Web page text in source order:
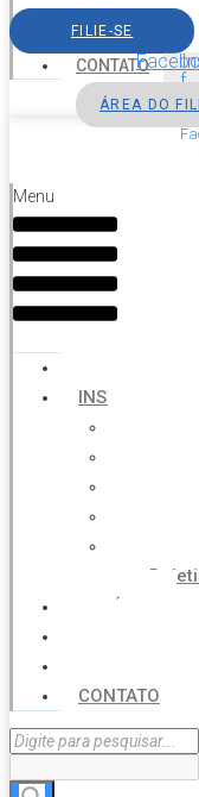
SERVIÇOS
AGENDA
CONTATO
FILIE-SE
f
ÁREA DO
Menu
INSTITUCIONAL
NOTÍCIAS
CONTATO